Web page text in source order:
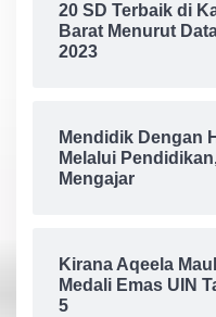
20 SD Terbaik di
Barat Menurut
2023
Mendidik Dengan
Melalui
Mengajar
Kirana Aqeela
Medali Emas UIN
5